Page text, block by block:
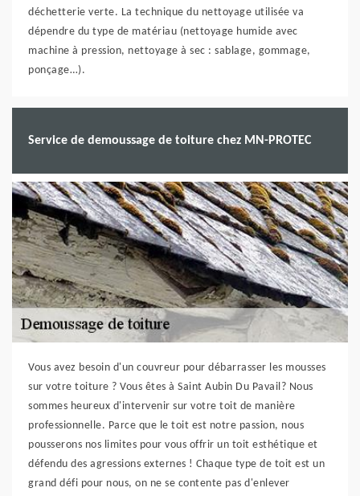
déchetterie verte. La technique du nettoyage utilisée va
dépendre du type de matériau (nettoyage humide avec
machine à pression, nettoyage à sec : sablage, gommage,
ponçage…).
Service de demoussage de toiture chez MN-PROTEC
Vous avez besoin d'un couvreur pour débarrasser les mousses
sur votre toiture ? Vous êtes à Saint Aubin Du Pavail? Nous
sommes heureux d'intervenir sur votre toit de manière
professionnelle. Parce que le toit est notre passion, nous
pousserons nos limites pour vous offrir un toit esthétique et
défendu des agressions externes ! Chaque type de toit est un
grand défi pour nous, on ne se contente pas d'enlever